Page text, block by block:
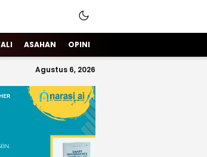
ASAHAN OPINI
Agustus 6, 2026